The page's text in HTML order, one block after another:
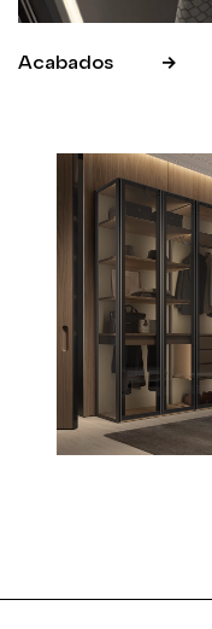
Acabados